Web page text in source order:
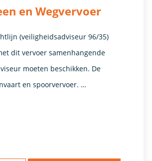
en Wegvervoer
(veiligheidsadviseur 96/35)
dit vervoer samenhangende
moeten beschikken. De
en spoorvervoer. …